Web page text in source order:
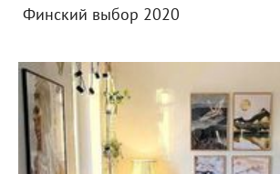
Финский выбор 2020